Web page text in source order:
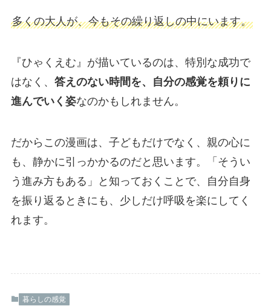
多くの大人が、今もその繰り返しの中にいます。
『ひゃくえむ』が描いているのは、特別な成功で
はなく、 答えのない時間を、自分の感覚を頼りに
進んでいく姿なのかもしれません。
だからこの漫画は、子どもだけでなく、親の心に
も、静かに引っかかるのだと思います。「そうい
う進み方もある」と知っておくことで、自分自身
を振り返るときにも、少しだけ呼吸を楽にしてく
れます。
暮らしの感覚